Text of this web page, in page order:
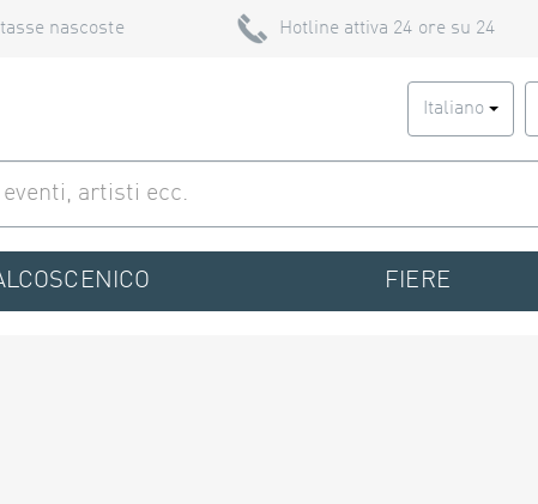
nascoste Hotline attiva 24 ore su 24
Italiano
FIERE